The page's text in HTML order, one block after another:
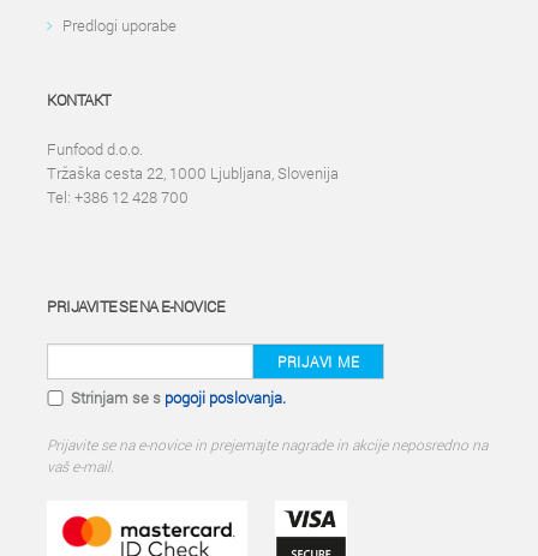
Predlogi uporabe
KONTAKT
Funfood d.o.o.
Tržaška cesta 22, 1000 Ljubljana, Slovenija
Tel: +386 12 428 700
PRIJAVITE SE NA E-NOVICE
PRIJAVI ME
Strinjam se s pogoji poslovanja.
Prijavite se na e-novice in prejemajte nagrade in akcije neposredno na
vaš e-mail.